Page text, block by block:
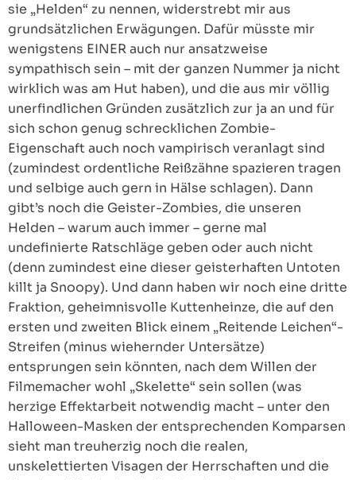
sie „Helden“ zu nennen, widerstrebt mir aus
grundsätzlichen Erwägungen. Dafür müsste mir
wenigstens EINER auch nur ansatzweise
sympathisch sein – mit der ganzen Nummer ja nicht
wirklich was am Hut haben), und die aus mir völlig
unerfindlichen Gründen zusätzlich zur ja an und für
sich schon genug schrecklichen Zombie-
Eigenschaft auch noch vampirisch veranlagt sind
(zumindest ordentliche Reißzähne spazieren tragen
und selbige auch gern in Hälse schlagen). Dann
gibt’s noch die Geister-Zombies, die unseren
Helden – warum auch immer – gerne mal
undefinierte Ratschläge geben oder auch nicht
(denn zumindest eine dieser geisterhaften Untoten
killt ja Snoopy). Und dann haben wir noch eine dritte
Fraktion, geheimnisvolle Kuttenheinze, die auf den
ersten und zweiten Blick einem „Reitende Leichen“-
Streifen (minus wiehernder Untersätze)
entsprungen sein könnten, nach dem Willen der
Filmemacher wohl „Skelette“ sein sollen (was
herzige Effektarbeit notwendig macht – unter den
Halloween-Masken der entsprechenden Komparsen
sieht man treuherzig noch die realen,
unskelettierten Visagen der Herrschaften und die